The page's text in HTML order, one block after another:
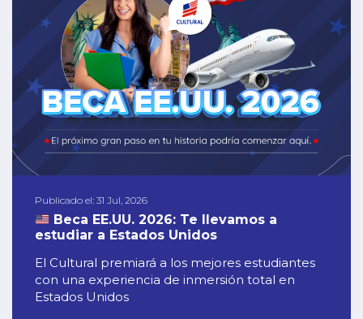
Publicado el: 31 Jul, 2026
Beca EE.UU. 2026: Te llevamos a
estudiar a Estados Unidos
El Cultural premiará a los mejores estudiantes
con una experiencia de inmersión total en
Estados Unidos